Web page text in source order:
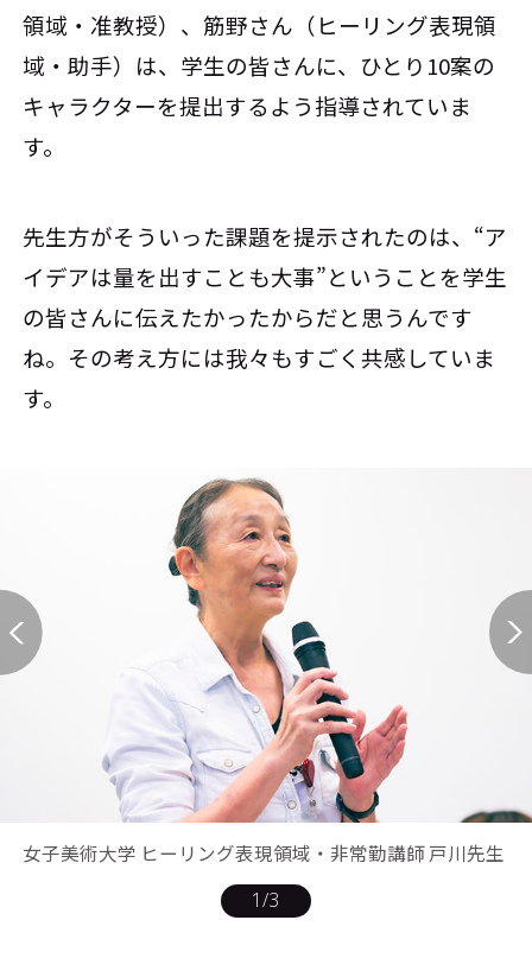
領域・准教授）、筋野さん（ヒーリング表現領
域・助手）は、学生の皆さんに、ひとり10案の
キャラクターを提出するよう指導されていま
す。
先生方がそういった課題を提示されたのは、“ア
イデアは量を出すことも大事”ということを学生
の皆さんに伝えたかったからだと思うんです
ね。その考え方には我々もすごく共感していま
す。
女子美術大学 ヒーリング表現領域・非常勤講師 戸川先生
1/3